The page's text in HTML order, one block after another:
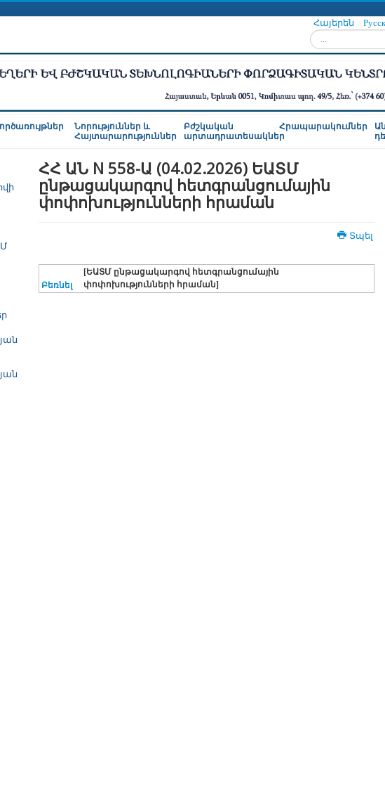
Հայերեն
Որոնել...
Նորություններ և
Հայտարարություններ
Բժշկական
արտադրատեսակներ
Հրապարակումներ
ՀՀ ԱՆ N 558-Ա (04.02.2026) ԵԱՏՄ
ընթացակարգով հետգրանցումային
փոփոխությունների հրաման
Տպել
Բեռնել
[ԵԱՏՄ ընթացակարգով հետգրանցումային
փոփոխությունների հրաման]